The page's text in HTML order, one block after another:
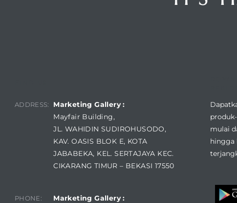
ADDRESS:
Marketing Gallery :
Mayfair Building,
JL. WAHIDIN SUDIROHUSODO,
KAV. OASIS BLOK E, KOTA
JABABEKA, KEL. SERTAJAYA KEC.
CIKARANG TIMUR – BEKASI 17550
PHONE:
Marketing Gallery :
mulai
hingga